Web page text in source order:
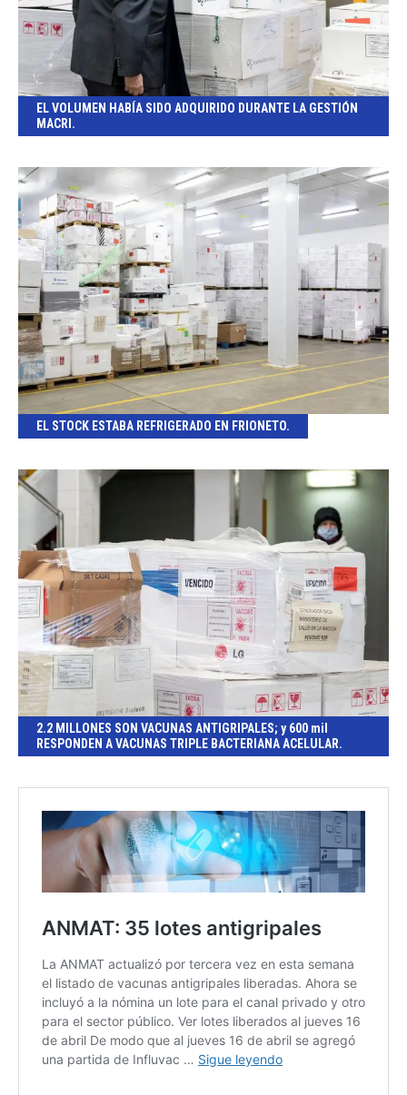
EL VOLUMEN HABÍA SIDO ADQUIRIDO DURANTE LA GESTIÓN
MACRI.
EL STOCK ESTABA REFRIGERADO EN FRIONETO.
2.2 MILLONES SON VACUNAS ANTIGRIPALES; y 600 mil
RESPONDEN A VACUNAS TRIPLE BACTERIANA ACELULAR.